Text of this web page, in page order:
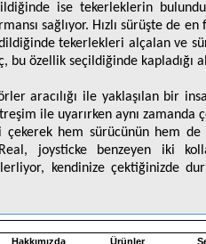
ise tekerleklerin
sağlıyor. Hızlı sürüşte de
tekerlekleri alçalan ve
bu özellik seçildiğinde kapladığı
aracılığı ile yaklaşılan bir
ile uyarırken aynı zamanda
çekerek hem sürücünün hem de
Real, joysticke benzeyen iki
kendinize çektiğinizde
Hakkımızda Ürünler